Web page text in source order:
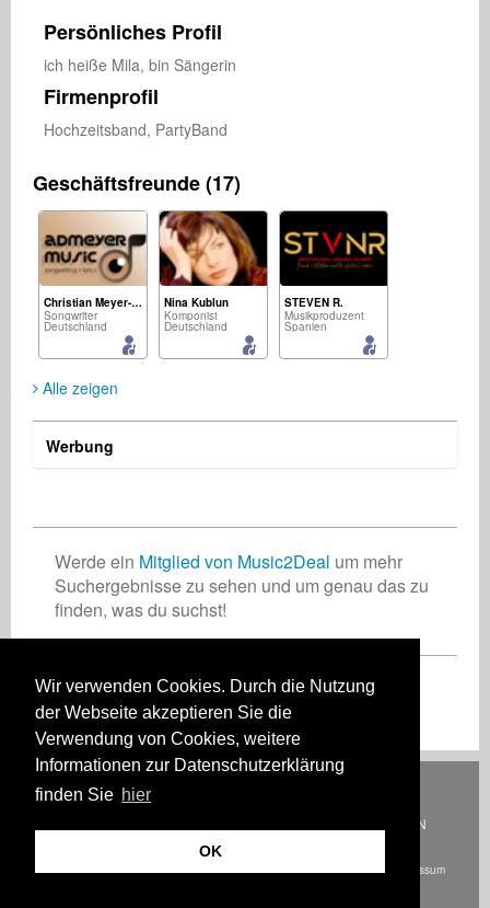
Wir verwenden Cookies. Durch die Nutzung
der Webseite akzeptieren Sie die
Verwendung von Cookies, weitere
Informationen zur Datenschutzerklärung
finden Sie hier
OK
Persönliches Profil
ich heiße Mila, bin Sängerin
Firmenprofil
Hochzeitsband, PartyBand
Geschäftsfreunde (17)
Christian Meyer-Pedersen
Songwriter
Deutschland
Nina Kublun
Komponist
Deutschland
STEVEN R.
Musikproduzent
Spanien
Luigino Sarcone
Komponist
Künstler
Alle zeigen
Werbung
Werde ein Mitglied von Music2Deal um mehr
Suchergebnisse zu sehen und um genau das zu
finden, was du suchst!
Registriere Dich jetzt kostenlos!
Português
Türkçe 中文(简体)
HÄUFIG GESTELLTE FRAGEN
© Urheberrecht Music2Deal 2026. Alle Rechte vorbehalten. AGB
Impressum